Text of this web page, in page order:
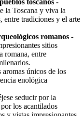
la Toscana y viva la
entre tradiciones y el arte
romanos -
sitios
romana, entre
aromas únicos de los
enológica
seducir por la
los acantilados